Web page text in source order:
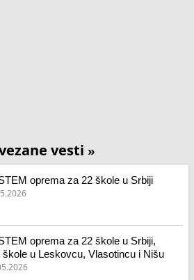
vesti »
oprema za 22 škole u Srbiji
oprema za 22 škole u Srbiji,
škole u Leskovcu, Vlasotincu i Nišu